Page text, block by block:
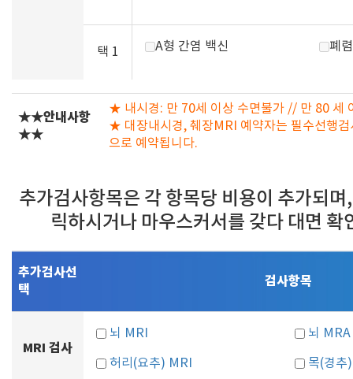
택 1 A형 간염 백신 폐
★★안내사항
★★
★ 내시경: 만 70세 이상 수면불가 // 만 80 세
★ 대장내시경, 췌장MRI 예약자는 필수선행
으로 예약됩니다.
추가검사항목은 각 항목당 비용이 추가되
릭하시거나 마우스커서를 갖다 대면 확
추가검사선
택
검사항목
MRI 검사
뇌 MRI 뇌 MRA
허리(요추) MRI 목(경추